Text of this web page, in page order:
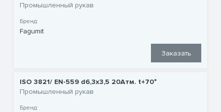
Промышленный рукав
Бренд:
Fagumit
Заказать
ISO 3821/ EN-559 d6,3x3,5 20Атм. t+70°
Промышленный рукав
Бренд: